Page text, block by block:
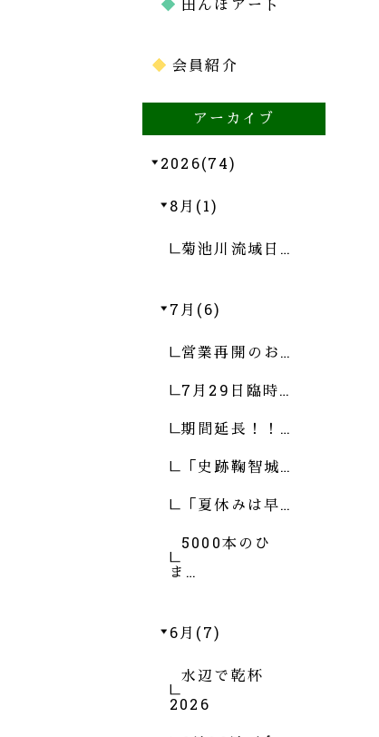
田んぼアート
会員紹介
アーカイブ
2026(74)
8月(1)
菊池川流域日…
7月(6)
営業再開のお…
7月29日臨時…
期間延長！！…
「史跡鞠智城…
「夏休みは早…
5000本のひ
ま…
6月(7)
水辺で乾杯
2026